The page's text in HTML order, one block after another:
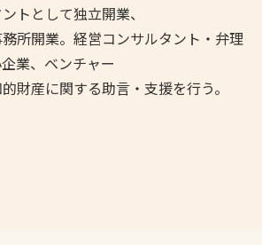
トとして独立開業、
所開業。経営コンサルタント・弁理
業、ベンチャー
財産に関する助言・支援を行う。